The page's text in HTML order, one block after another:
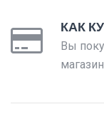
КАК
Вы